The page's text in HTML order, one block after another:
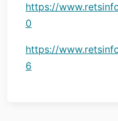
https://
0
https://
6